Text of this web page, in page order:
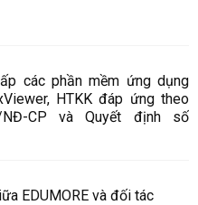
các phần mềm ứng dụng
HTKK đáp ứng theo
CP và Quyết định số
EDUMORE và đối tác